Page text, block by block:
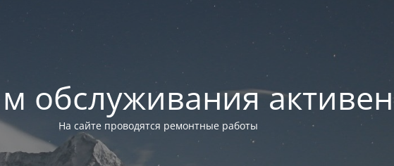
обслуживания активен
На сайте проводятся ремонтные работы